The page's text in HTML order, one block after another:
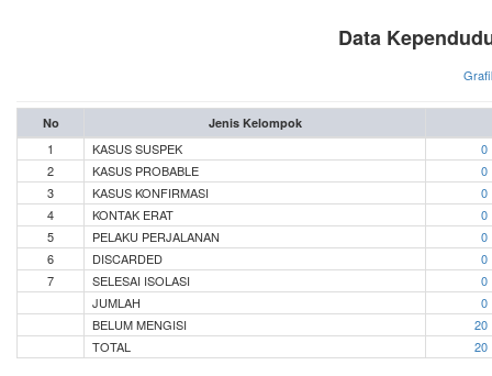
Data
No Jenis Kelompok
1 KASUS SUSPEK
0
2
KASUS PROBABLE
0
3
KASUS KONFIRMASI
0
4
KONTAK ERAT
0
5
PELAKU PERJALANAN
0
6
DISCARDED
0
7
SELESAI ISOLASI
0
JUMLAH
0
BELUM MENGISI
20
TOTAL
20